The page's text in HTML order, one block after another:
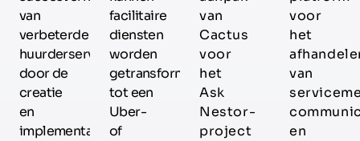
van
verbeterde
huurderservaringen
door de
creatie
en
implementatie
facilitaire
diensten
worden
getransformeerd
tot een
Uber-
of
van
Cactus
voor
het
Ask
Nestor-
project
voor
het
van
en